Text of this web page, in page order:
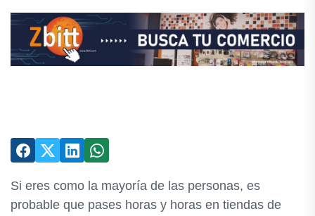
Si eres como la mayoría de las personas, es
probable que pases horas y horas en tiendas de